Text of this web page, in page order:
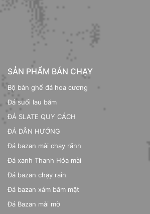
SẢN PHẨM BÁN CHẠY
Bộ bàn ghế đá hoa cương
Đá suối lau băm
ĐÁ SLATE QUY CÁCH
ĐÁ DẪN HƯỚNG
Đá bazan mài chạy rãnh
Đá xanh Thanh Hóa mài
Đá bazan chạy rain
Đá bazan xám băm mặt
Đá Bazan mài mờ